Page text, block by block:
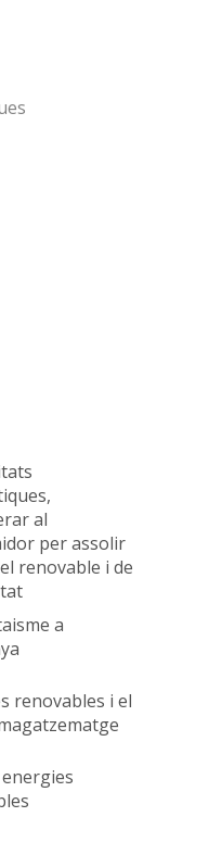
al
per assolir
renovable i de
a
renovables i el